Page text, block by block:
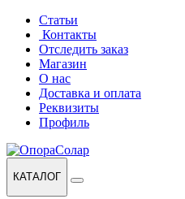
Перейти
навигации
Перейти
содержанию
Статьи
Контакты
Отследить заказ
Магазин
О нас
Доставка и оплата
Реквизиты
Профиль
КАТАЛОГ